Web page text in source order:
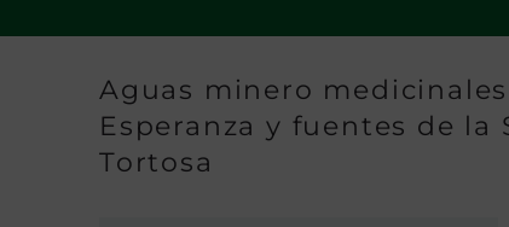
Aguas minero
Esperanza y fuentes de la
Tortosa